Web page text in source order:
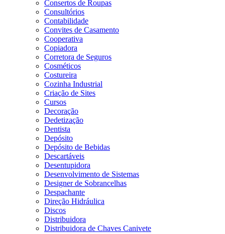
Consertos de Roupas
Consultórios
Contabilidade
Convites de Casamento
Cooperativa
Copiadora
Corretora de Seguros
Cosméticos
Costureira
Cozinha Industrial
Criação de Sites
Cursos
Decoração
Dedetização
Dentista
Depósito
Depósito de Bebidas
Descartáveis
Desentupidora
Desenvolvimento de Sistemas
Designer de Sobrancelhas
Despachante
Direção Hidráulica
Discos
Distribuidora
Distribuidora de Chaves Canivete